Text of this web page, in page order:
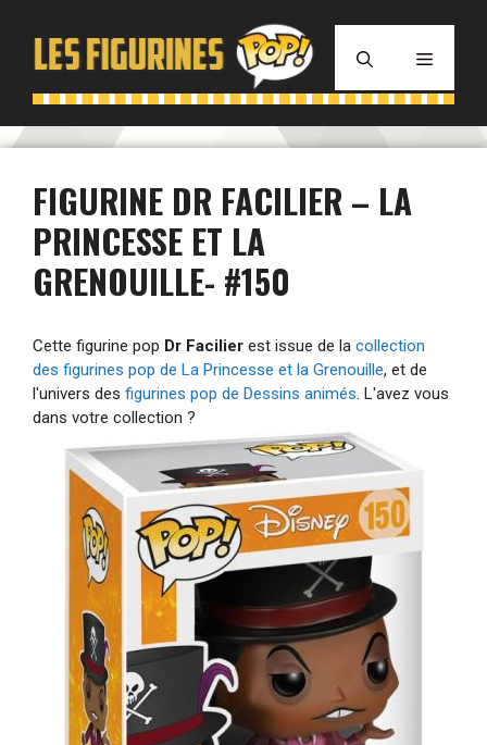
contenu
MENU
FIGURINE DR FACILIER – LA
PRINCESSE ET LA
GRENOUILLE- #150
Cette figurine pop Dr Facilier est issue de la collection
des figurines pop de La Princesse et la Grenouille, et de
l'univers des figurines pop de Dessins animés. L'avez vous
dans votre collection ?